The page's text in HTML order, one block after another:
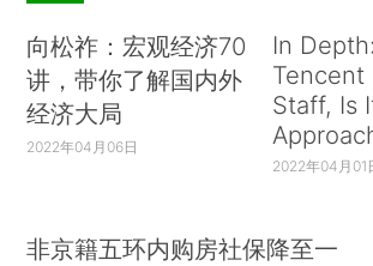
向松祚：宏观经济70
讲，带你了解国内外
经济大局
2022年04月06日
In
Tencent
Staff, Is
2022年04月01
非京籍五环内购房社保降至一